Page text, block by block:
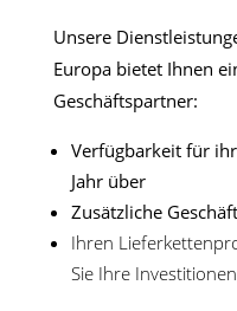
Unsere
Europa bietet Ihnen
Geschäftspartner:
Verfügbarkeit für
Jahr über
Zusätzliche
Ihren
Sie Ihre